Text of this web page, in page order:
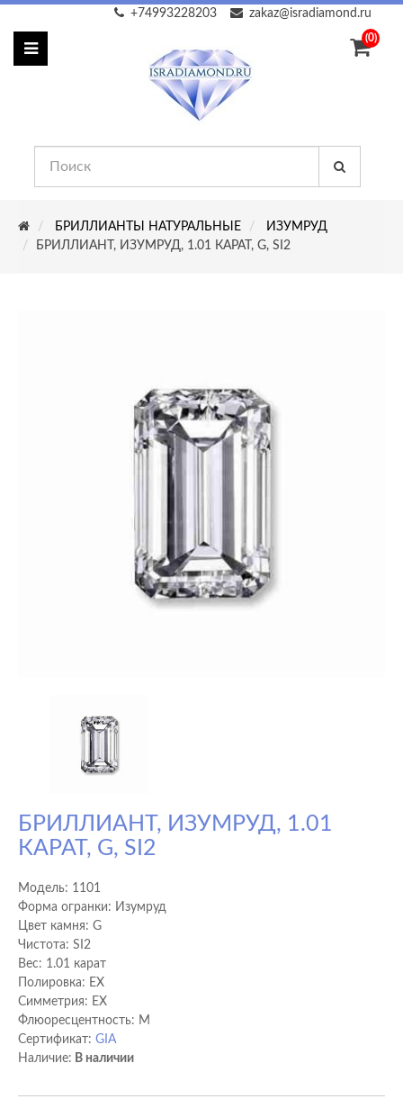
zakaz@isradiamond.ru
+74993228203
(0)
БРИЛЛИАНТЫ НАТУРАЛЬНЫЕ
ИЗУМРУД
БРИЛЛИАНТ, ИЗУМРУД, 1.01 КАРАТ, G, SI2
БРИЛЛИАНТ, ИЗУМРУД, 1.01
КАРАТ, G, SI2
Модель: 1101
Форма огранки: Изумруд
Цвет камня: G
Чистота: SI2
Вес: 1.01 карат
Полировка: EX
Cимметрия: EX
Флюоресцентность: M
Сертификат: GIA
Наличие: В наличии